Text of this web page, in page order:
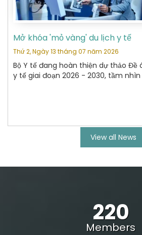
Mở khóa 'mỏ vàng' du lịch y tế
Thứ 2, Ngày 13 tháng 07 năm 2026
Bộ Y tế đang hoàn thiện dự thảo Đề
y tế giai đoạn 2026 - 2030, tầm
tiêu tới năm 2030, VN trở thành
khỏe uy tín, cạnh tranh trong khu
View all News
220
Members